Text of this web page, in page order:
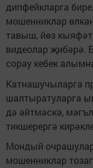
дипфейкларга
мошенниклар
тавыш, йөз
видеолар җибәрә.
сорау кебек
Катнашучыларга
шалтыратуларга
дә әйтмәскә,
тикшерергә
Мондый очрашулар
мошенниклар